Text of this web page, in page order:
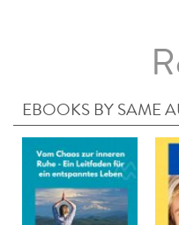
EBOOKS BY SAME